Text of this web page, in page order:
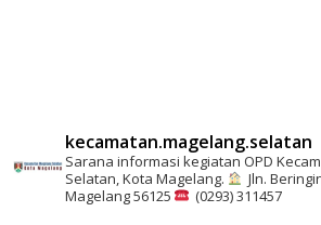
kecamatan.magelang.selatan
Sarana informasi kegiatan OPD
Selatan, Kota Magelang.
Jln.
Magelang 56125
(0293) 311457